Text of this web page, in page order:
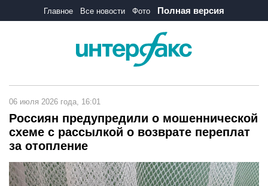
Главное Все новости Фото Полная версия
06 июля 2026 года, 16:01
Россиян предупредили о мошеннической
схеме с рассылкой о возврате переплат
за отопление